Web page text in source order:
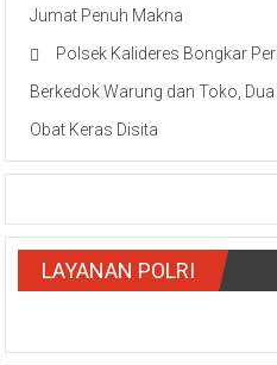
Jumat Penuh Makna
Polsek Kalideres Bongkar
Berkedok Warung dan Toko,
Obat Keras Disita
LAYANAN POLRI